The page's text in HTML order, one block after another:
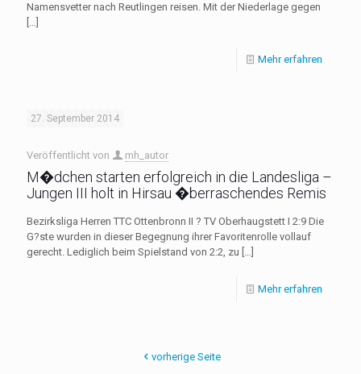
Namensvetter nach Reutlingen reisen. Mit der Niederlage gegen
[…]
Mehr erfahren
27. September 2014
Veröffentlicht von mh_autor
M�dchen starten erfolgreich in die Landesliga –
Jungen III holt in Hirsau �berraschendes Remis
Bezirksliga Herren TTC Ottenbronn II ? TV Oberhaugstett I 2:9 Die
G?ste wurden in dieser Begegnung ihrer Favoritenrolle vollauf
gerecht. Lediglich beim Spielstand von 2:2, zu […]
Mehr erfahren
vorherige Seite